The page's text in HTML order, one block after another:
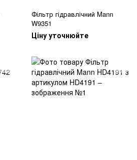
Фільтр гідравлічний Mann
W9351
Ціну уточнюйте